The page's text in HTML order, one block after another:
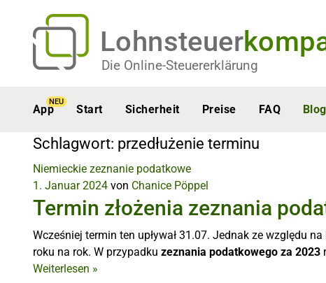
Lohnsteuer
Die Online-Steuererklärung
App
NEU
Start Sicherheit Preise FAQ Blog
Schlagwort: przedłużenie terminu
Niemieckie zeznanie podatkowe
1. Januar 2024 von Chanice Pöppel
Termin złożenia zeznania
Wcześniej termin ten upływał 31.07. Jednak ze względu
roku na rok. W przypadku zeznania podatkowego za 2023
Weiterlesen »